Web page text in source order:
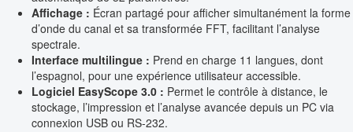
Affichage : Écran partagé pour afficher simultanément la forme
d’onde du canal et sa transformée FFT, facilitant l’analyse
spectrale.
Interface multilingue : Prend en charge 11 langues, dont
l’espagnol, pour une expérience utilisateur accessible.
Logiciel EasyScope 3.0 : Permet le contrôle à distance, le
stockage, l’impression et l’analyse avancée depuis un PC via
connexion USB ou RS-232.